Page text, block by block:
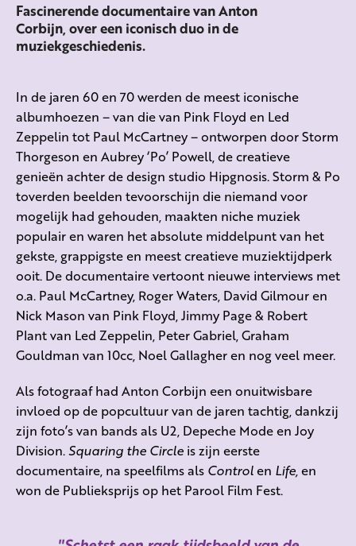
Fascinerende documentaire van Anton
Corbijn, over een iconisch duo in de
muziekgeschiedenis.
In de jaren 60 en 70 werden de meest iconische
albumhoezen – van die van Pink Floyd en Led
Zeppelin tot Paul McCartney – ontworpen door Storm
Thorgeson en Aubrey ‘Po’ Powell, de creatieve
genieën achter de design studio Hipgnosis. Storm & Po
toverden beelden tevoorschijn die niemand voor
mogelijk had gehouden, maakten niche muziek
populair en waren het absolute middelpunt van het
gekste, grappigste en meest creatieve muziektijdperk
ooit. De documentaire vertoont nieuwe interviews met
o.a. Paul McCartney, Roger Waters, David Gilmour en
Nick Mason van Pink Floyd, Jimmy Page & Robert
Plant van Led Zeppelin, Peter Gabriel, Graham
Gouldman van 10cc, Noel Gallagher en nog veel meer.
Als fotograaf had Anton Corbijn een onuitwisbare
invloed op de popcultuur van de jaren tachtig, dankzij
zijn foto’s van bands als U2, Depeche Mode en Joy
Division.Squaring the Circle is zijn eerste
documentaire, na speelfilms als Controlen Life,en
won de Publieksprijs op het Parool Film Fest.